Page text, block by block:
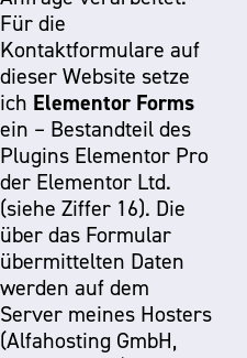
Für die
Kontaktformulare auf
dieser Website setze
ich Elementor Forms
ein – Bestandteil des
Plugins Elementor Pro
der Elementor Ltd.
(siehe Ziffer 16). Die
über das Formular
übermittelten Daten
werden auf dem
Server meines Hosters
(Alfahosting GmbH,